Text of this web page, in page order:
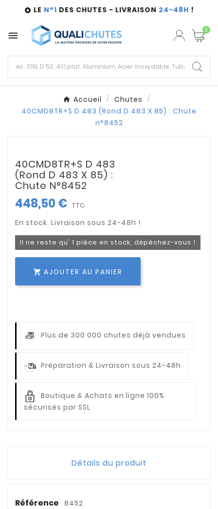
 LE N°1 DES CHUTES - LIVRAISON 24-48H !
 0
Accueil
Chutes
40CMD8TR+S D 483 (Rond D 483 X 85) : Chute
n°8452
40CMD8TR+S D 483
(Rond D 483 X 85) :
Chute N°8452
448,50 € TTC
Il ne reste qu' 1 pièce en stock, dépêchez-vous !
 AJOUTER AU PANIER
Plus de 300 000 chutes déjà vendues
Préparation & Livraison sous 24-48h
Boutique & Achats en ligne 100%
sécurisés par SSL
Détails du produit
Référence 8452